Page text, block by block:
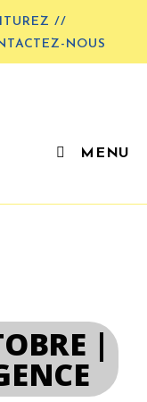
//
NOUS
MENU
|